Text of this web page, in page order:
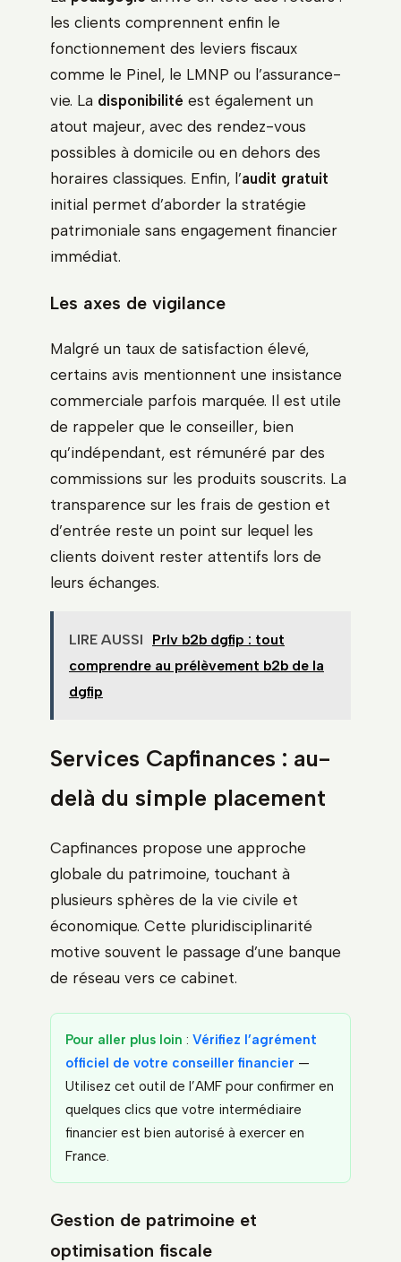
les clients comprennent enfin le
fonctionnement des leviers fiscaux
comme le Pinel, le LMNP ou l’assurance-
vie. La disponibilité est également un
atout majeur, avec des rendez-vous
possibles à domicile ou en dehors des
horaires classiques. Enfin, l’audit gratuit
initial permet d’aborder la stratégie
patrimoniale sans engagement financier
immédiat.
Les axes de vigilance
Malgré un taux de satisfaction élevé,
certains avis mentionnent une insistance
commerciale parfois marquée. Il est utile
de rappeler que le conseiller, bien
qu’indépendant, est rémunéré par des
commissions sur les produits souscrits. La
transparence sur les frais de gestion et
d’entrée reste un point sur lequel les
clients doivent rester attentifs lors de
leurs échanges.
LIRE AUSSI
Prlv b2b dgfip : tout
comprendre au prélèvement b2b de la
dgfip
Services Capfinances : au-
delà du simple placement
Capfinances propose une approche
globale du patrimoine, touchant à
plusieurs sphères de la vie civile et
économique. Cette pluridisciplinarité
motive souvent le passage d’une banque
de réseau vers ce cabinet.
Pour aller plus loin : Vérifiez l’agrément
officiel de votre conseiller financier —
Utilisez cet outil de l’AMF pour confirmer en
quelques clics que votre intermédiaire
financier est bien autorisé à exercer en
France.
Gestion de patrimoine et
optimisation fiscale